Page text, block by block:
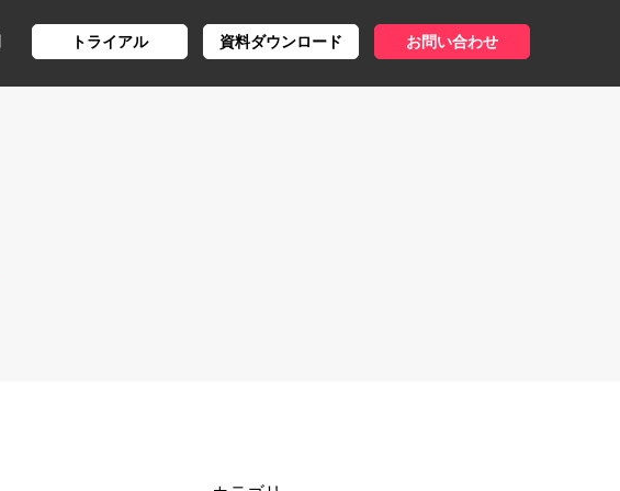
トライアル 資料ダウンロード お問い合わせ